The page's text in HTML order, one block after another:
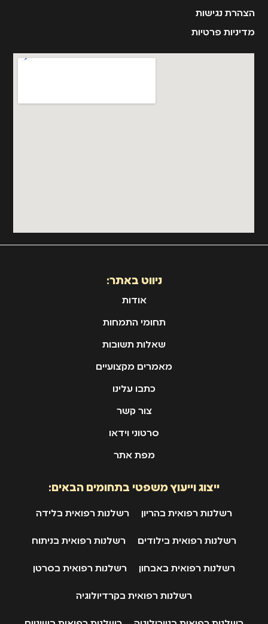
הצהרת נגישות
מדיניות פרטיות
ניווט באתר:
אודות
תחומי התמחות
שאלות תשובות
מאמרים מקצועיים
כתבו עלינו
צור קשר
סרטוני וידאו
מפת אתר
ייצוג וייעוץ משפטי בתחומים הבאים:
רשלנות רפואית בהריון רשלנות רפואית בלידה
רשלנות רפואית בילודים רשלנות רפואית בניתוח
רשלנות רפואית באבחון רשלנות רפואית בסרטן
רשלנות רפואית בקרדיולוגיה